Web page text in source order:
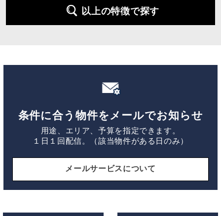
以上の特徴で探す
条件に合う物件をメールでお知らせ
用途、エリア、予算を指定できます。
１日１回配信。（該当物件がある日のみ）
メールサービスについて